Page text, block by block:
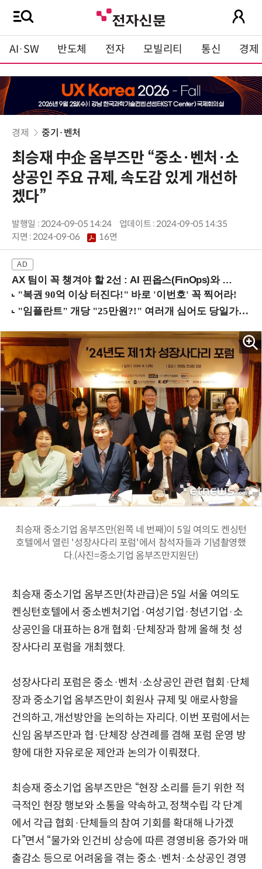
AI·SW 반도체 전자 모빌리티 통신 경제
경제 중기·벤처
최승재 中企 옴부즈만 “중소·벤처·소
상공인 주요 규제, 속도감 있게 개선하
겠다”
발행일 : 2024-09-05 14:24
업데이트 : 2024-09-05 14:35
지면 :2024-09-06 16면
AX 팀이 꼭 챙겨야 할 2선 : AI 핀옵스(FinOps)와 토큰 거버넌스 (8/21 잠실역)
최승재 중소기업 옴부즈만(왼쪽 네 번째)이 5일 여의도 켄싱턴
호텔에서 열린 '성장사다리 포럼'에서 참석자들과 기념촬영했
다.(사진=중소기업 옴부즈만지원단)
최승재 중소기업 옴부즈만(차관급)은 5일 서울 여의도
켄싱턴호텔에서 중소벤처기업·여성기업·청년기업·소
상공인을 대표하는 8개 협회·단체장과 함께 올해 첫 성
장사다리 포럼을 개최했다.
성장사다리 포럼은 중소·벤처·소상공인 관련 협회·단체
장과 중소기업 옴부즈만이 회원사 규제 및 애로사항을
건의하고, 개선방안을 논의하는 자리다. 이번 포럼에서는
신임 옴부즈만과 협·단체장 상견례를 겸해 포럼 운영 방
향에 대한 자유로운 제안과 논의가 이뤄졌다.
최승재 중소기업 옴부즈만은 “현장 소리를 듣기 위한 적
극적인 현장 행보와 소통을 약속하고, 정책수립 각 단계
에서 각급 협회·단체들의 참여 기회를 확대해 나가겠
다”면서 “물가와 인건비 상승에 따른 경영비용 증가와 매
출감소 등으로 어려움을 겪는 중소·벤처·소상공인 경영